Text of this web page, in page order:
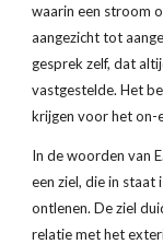
waarin een stroom
aangezicht tot
gesprek zelf, dat
vastgestelde. Het
krijgen voor het on-
In de woorden van
een ziel, die in staat
ontlenen. De ziel
relatie met het